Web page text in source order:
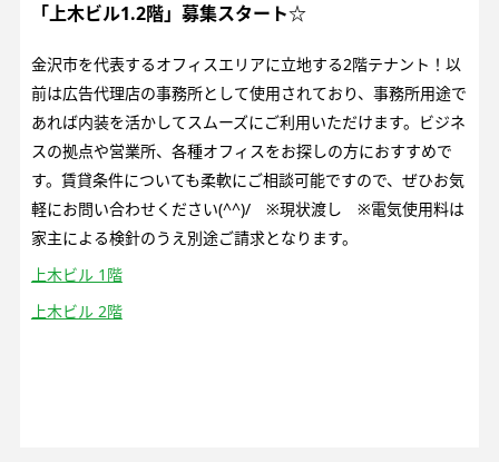
「上木ビル1.2階」募集スタート☆
金沢市を代表するオフィスエリアに立地する2階テナント！以
前は広告代理店の事務所として使用されており、事務所用途で
あれば内装を活かしてスムーズにご利用いただけます。ビジネ
スの拠点や営業所、各種オフィスをお探しの方におすすめで
す。賃貸条件についても柔軟にご相談可能ですので、ぜひお気
軽にお問い合わせください(^^)/ ※現状渡し ※電気使用料は
家主による検針のうえ別途ご請求となります。
上木ビル 1階
上木ビル 2階